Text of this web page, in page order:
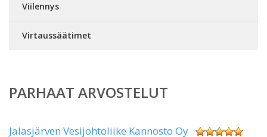
Viilennys
Virtaussäätimet
PARHAAT ARVOSTELUT
Jalasjärven Vesijohtoliike Kannosto Oy